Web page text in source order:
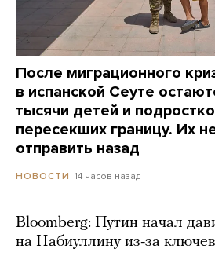
После миграционного
в испанской Сеуте
тысячи детей и
пересекших границу. Их
отправить назад
НОВОСТИ 14 часов назад
Bloomberg: Путин начал
на Набиуллину из-за